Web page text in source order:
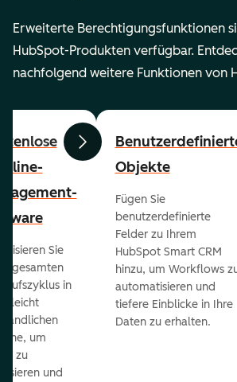
Erweiterte Berechtigungsfunktionen
HubSpot-Produkten verfügbar.
nachfolgend weitere Funktionen von
ZurückWeiter
Sie
gesamten
in
leicht
um
zu
und
Objekte
Fügen Sie
benutzerdefinierte
Felder zu Ihrem
HubSpot Smart CRM
hinzu, um Workflows
automatisieren und
tiefere Einblicke in Ihre
Daten zu erhalten.